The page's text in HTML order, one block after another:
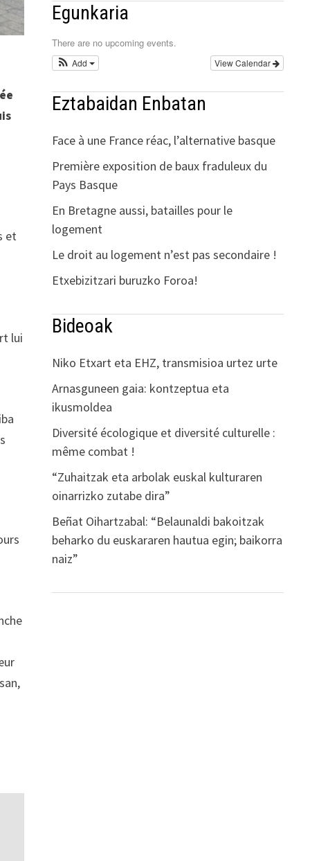
et
lui
Egunkaria
There are no upcoming events.
View Calendar
Add
Eztabaidan Enbatan
Face à une France réac, l’alternative basque
Première exposition de baux fraduleux du
Pays Basque
En Bretagne aussi, batailles pour le
logement
Le droit au logement n’est pas secondaire !
Etxebizitzari buruzko Foroa!
Bideoak
Niko Etxart eta EHZ, transmisioa urtez urte
Arnasguneen gaia: kontzeptua eta
ikusmoldea
Diversité écologique et diversité culturelle :
même combat !
“Zuhaitzak eta arbolak euskal kulturaren
oinarrizko zutabe dira”
Beñat Oihartzabal: “Belaunaldi bakoitzak
beharko du euskararen hautua egin; baikorra
naiz”